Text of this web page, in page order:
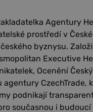
Agentury
prostředí v
byznysu.
Executive
Ocenění
agentury CzechTrade,
podnikají
současnou i